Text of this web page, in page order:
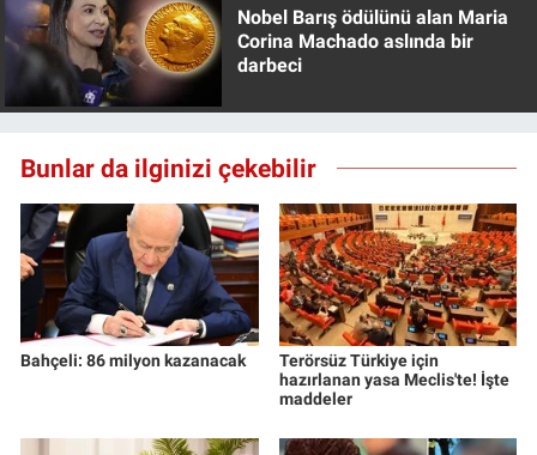
Nobel Barış ödülünü alan Maria
Corina Machado aslında bir
darbeci
Bunlar da ilginizi çekebilir
Bahçeli: 86 milyon kazanacak
Terörsüz Türkiye için
hazırlanan yasa Meclis'te! İşte
maddeler